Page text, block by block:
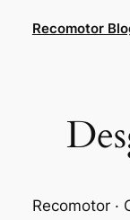
Recomotor
Recomotor ·